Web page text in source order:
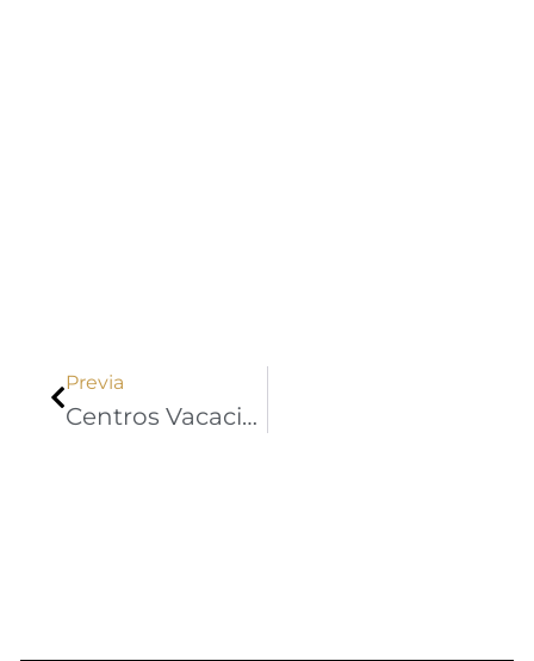
Previa
Centros Vacacionales Canapro, Una Apuesta De Sostenibilidad Para El Sector Hotelero En Colombia